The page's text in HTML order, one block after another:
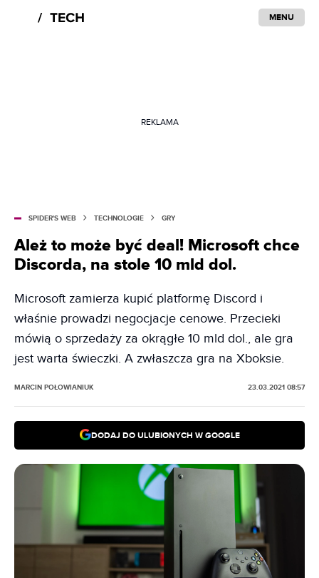
MENU
REKLAMA
SPIDER'S WEB TECHNOLOGIE GRY
Ależ to może być deal! Microsoft chce
Discorda, na stole 10 mld dol.
Microsoft zamierza kupić platformę Discord i
właśnie prowadzi negocjacje cenowe. Przecieki
mówią o sprzedaży za okrągłe 10 mld dol., ale gra
jest warta świeczki. A zwłaszcza gra na Xboksie.
MARCIN POŁOWIANIUK 23.03.2021 08:57
DODAJ DO ULUBIONYCH W GOOGLE